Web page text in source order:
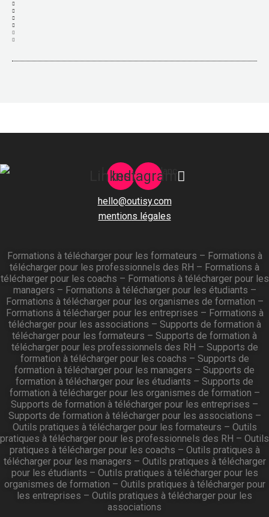
Linkedin
Instagram
hello@outisy.com
mentions légales
Formations à télécharger pour les formateurs – Formations à
télécharger pour les professionnels des RH – Formations à
télécharger pour les coachs – Formations à télécharger pour les
managers – Formations à télécharger pour les étudiants –
Formations à télécharger pour les organismes de formation –
Formations à télécharger pour les entreprises – Formations à
télécharger pour les associations – Supports de formation à
télécharger pour les formateurs – Supports de formation à
télécharger pour les professionnels des RH – Supports de
formation à télécharger pour les coachs – Supports de
formation à télécharger pour les managers – Supports de
formation à télécharger pour les étudiants – Supports de
formation à télécharger pour les organismes de formation –
Supports de formation à télécharger pour les entreprises –
Supports de formation à télécharger pour les associations –
Outils pratiques à télécharger pour les formateurs – Outils
pratiques à télécharger pour les professionnels des RH – Outils
pratiques à télécharger pour les coachs – Outils pratiques à
télécharger pour les managers – Outils pratiques à télécharger
pour les étudiants – Outils pratiques à télécharger pour les
organismes de formation – Outils pratiques à télécharger pour
les entreprises – Outils pratiques à télécharger pour les
associations